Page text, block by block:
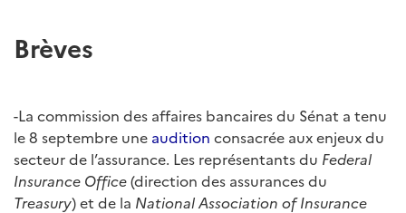
Brèves
-La commission des affaires bancaires du Sénat a tenu
le 8 septembre une audition consacrée aux enjeux du
secteur de l’assurance. Les représentants du Federal
Insurance Office(direction des assurances du
Treasury) et de la National Association of Insurance